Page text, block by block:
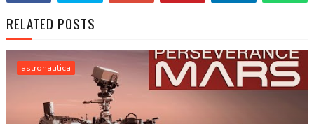
RELATED POSTS
astronautica